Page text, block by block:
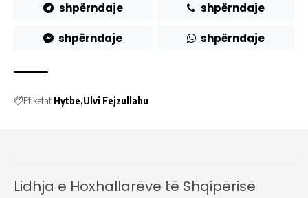
shpërndaje shpërndaje
shpërndaje shpërndaje
Etiketat Hytbe Ulvi Fejzullahu
Lidhja e Hoxhallarëve të Shqipërisë